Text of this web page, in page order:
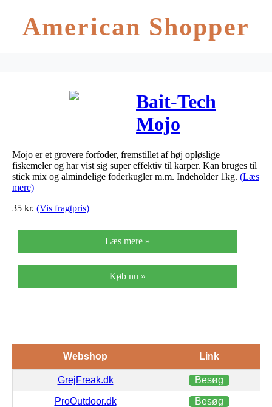
American Shopper
Bait-Tech
Mojo
Groundbait
Mojo er et grovere forfoder, fremstillet af høj opløslige
fiskemeler og har vist sig super effektiv til karper. Kan bruges til
stick mix og almindelige foderkugler m.m. Indeholder 1kg. (Læs
mere)
35 kr. (Vis fragtpris)
Læs mere »
Køb nu »
Webshop Link
GrejFreak.dk Besøg
ProOutdoor.dk Besøg